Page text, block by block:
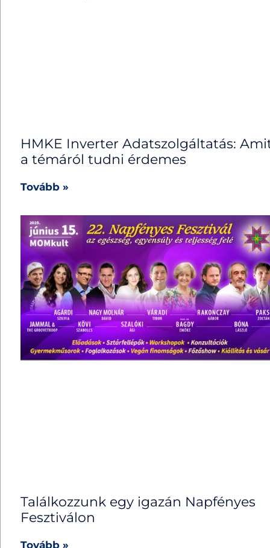
HMKE Inverter Adatszolgáltatás:
a témáról tudni érdemes
Tovább »
Találkozzunk egy igazán Napfényes
Fesztiválon
Tovább »